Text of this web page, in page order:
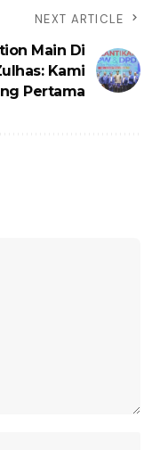
NEXT ARTICLE
Main Di
Kami
Pertama